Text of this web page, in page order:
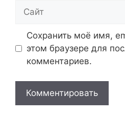
Сайт
Сохранить моё имя,
этом браузере для
комментариев.